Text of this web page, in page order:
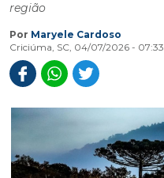
região
Por Maryele Cardoso
Criciúma, SC, 04/07/2026 - 07:33